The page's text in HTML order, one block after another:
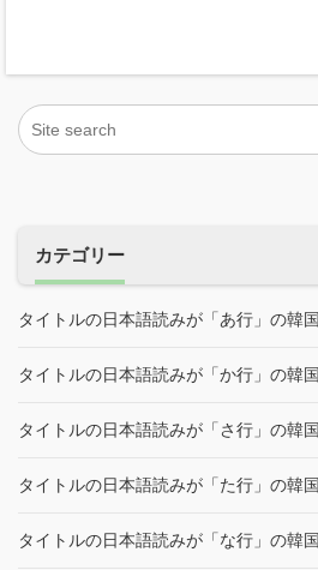
カテゴリー
タイトルの日本語読みが「あ行」の韓
タイトルの日本語読みが「か行」の韓
タイトルの日本語読みが「さ行」の韓
タイトルの日本語読みが「た行」の韓
タイトルの日本語読みが「な行」の韓